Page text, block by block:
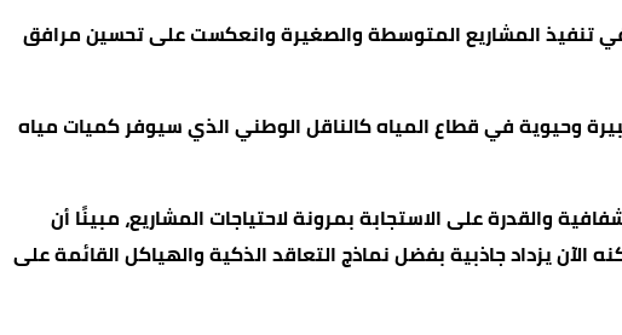
في تنفيذ المشاريع المتوسطة والصغيرة وانعكست على تحسين مرافق
وحيوية في قطاع المياه كالناقل الوطني الذي سيوفر كميات مياه
والقدرة على الاستجابة بمرونة لاحتياجات المشاريع، مبينًا أن
يزداد جاذبية بفضل نماذج التعاقد الذكية والهياكل القائمة على